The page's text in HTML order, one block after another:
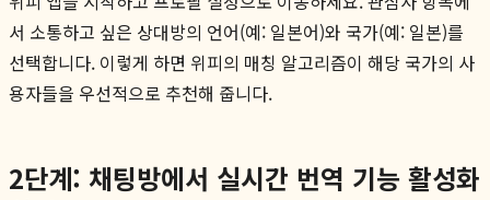
서 소통하고 싶은 상대방의 언어(예: 일본어)와 국가(예: 일본)를
선택합니다. 이렇게 하면 위피의 매칭 알고리즘이 해당 국가의 사
용자들을 우선적으로 추천해 줍니다.
2단계: 채팅방에서 실시간 번역 기능 활성화